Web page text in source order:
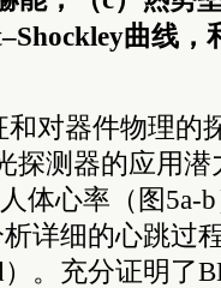
曲线，
对器件物理的
探测器的应用
体心率（图5a-
详细的心跳过
。充分证明了